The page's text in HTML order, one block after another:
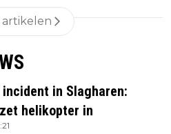
artikelen
in Slagharen:
helikopter in